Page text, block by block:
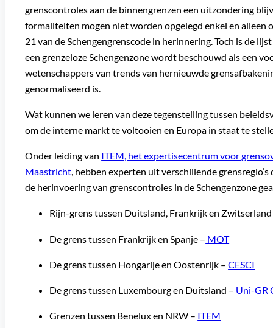
grenscontroles aan de binnengrenzen een uitzondering
formaliteiten mogen niet worden opgelegd enkel en alleen
21 van de Schengengrenscode in herinnering. Toch is de
een grenzeloze Schengenzone wordt beschouwd als een
wetenschappers van trends van hernieuwde
genormaliseerd is.
Wat kunnen we leren van deze tegenstelling tussen
om de interne markt te voltooien en Europa in staat te
Onder leiding van ITEM, het expertisecentrum voor
Maastricht, hebben experten uit verschillende
de herinvoering van grenscontroles in de Schengenzone
Rijn-grens tussen Duitsland, Frankrijk en
De grens tussen Frankrijk en Spanje – MOT
De grens tussen Hongarije en Oostenrijk –CESCI
De grens tussen Luxembourg en Duitsland – Uni-GR
Grenzen tussen Benelux en NRW – ITEM